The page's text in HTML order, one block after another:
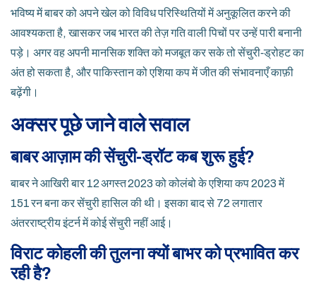
भविष्य में बाबर को अपने खेल को विविध परिस्थितियों में अनुकूलित करने की
आवश्यकता है, खासकर जब भारत की तेज़ गति वाली पिचों पर उन्हें पारी बनानी
पड़े। अगर वह अपनी मानसिक शक्ति को मजबूत कर सके तो सेंचुरी‑ड्रोहट का
अंत हो सकता है, और पाकिस्तान को एशिया कप में जीत की संभावनाएँ काफ़ी
बढ़ेंगी।
अक्सर पूछे जाने वाले सवाल
बाबर आज़ाम की सेंचुरी‑ड्रॉट कब शुरू हुई?
बाबर ने आखिरी बार 12 अगस्त 2023 को कोलंबो के एशिया कप 2023 में
151 रन बना कर सेंचुरी हासिल की थी। इसका बाद से 72 लगातार
अंतरराष्ट्रीय इंटर्न में कोई सेंचुरी नहीं आई।
विराट कोहली की तुलना क्यों बाभर को प्रभावित कर
रही है?